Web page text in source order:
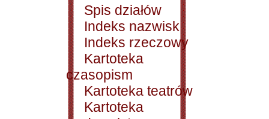
Spis działów
Indeks nazwisk
Indeks rzeczowy
Kartoteka
czasopism
Kartoteka teatrów
Kartoteka